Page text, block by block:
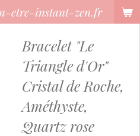
etre-instant-zen.fr
Bracelet "Le
Triangle d'Or"
Cristal de Roche,
Améthyste,
Quartz rose